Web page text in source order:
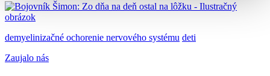
demyelinizačné ochorenie nervového systému deti
Zaujalo nás